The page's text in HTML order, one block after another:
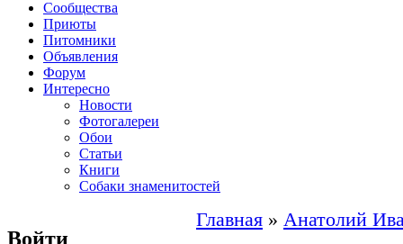
Сообщества
Приюты
Питомники
Объявления
Форум
Интересно
Новости
Фотогалереи
Обои
Статьи
Книги
Собаки знаменитостей
Войти
Главная » Анатолий